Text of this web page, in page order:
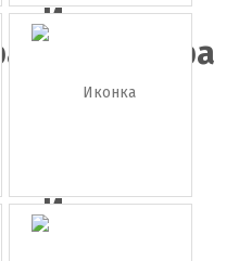
Иконка
фотокамера
Иконка
объектив